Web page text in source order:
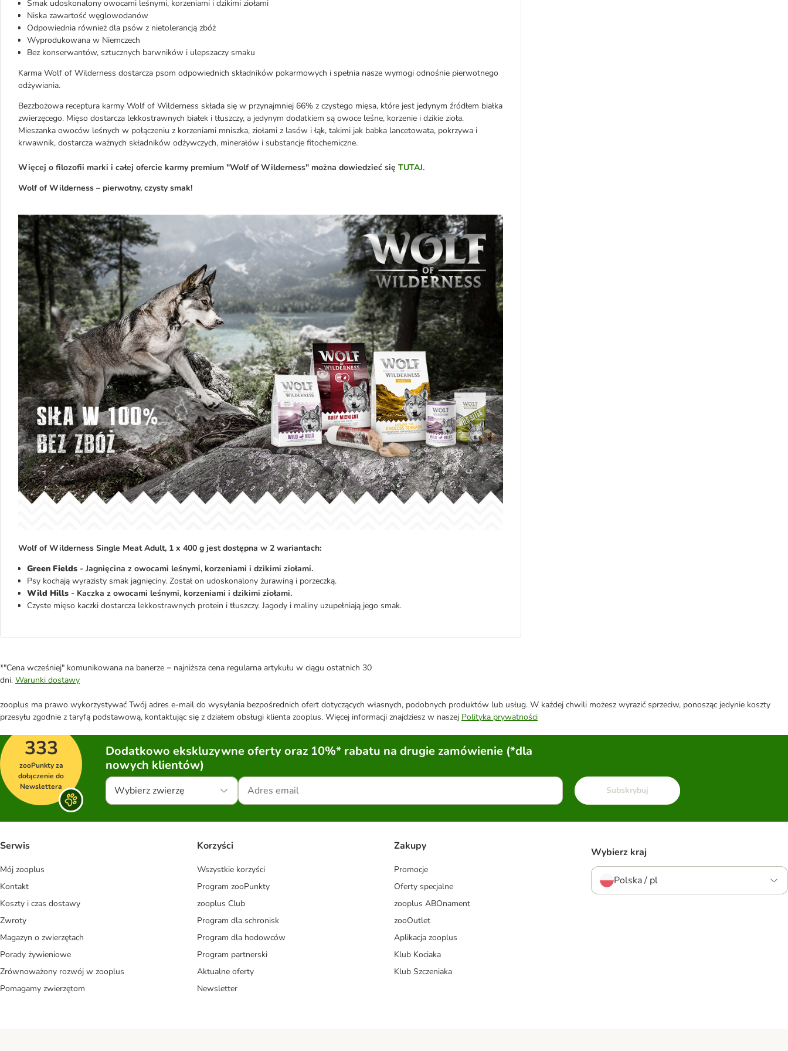
Smak udoskonalony owocami leśnymi, korzeniami i dzikimi ziołami
Niska zawartość węglowodanów
Odpowiednia również dla psów z nietolerancją zbóż
Wyprodukowana w Niemczech
Bez konserwantów, sztucznych barwników i ulepszaczy smaku
Karma Wolf of Wilderness dostarcza psom odpowiednich składników pokarmowych i spełnia nasze wymogi odnośnie pierwotnego
odżywiania.
Bezzbożowa receptura karmy Wolf of Wilderness składa się w przynajmniej 66% z czystego mięsa, które jest jedynym źródłem białka
zwierzęcego. Mięso dostarcza lekkostrawnych białek i tłuszczy, a jedynym dodatkiem są owoce leśne, korzenie i dzikie zioła.
Mieszanka owoców leśnych w połączeniu z korzeniami mniszka, ziołami z lasów i łąk, takimi jak babka lancetowata, pokrzywa i
krwawnik, dostarcza ważnych składników odżywczych, minerałów i substancje fitochemiczne.
Więcej o filozofii marki i całej ofercie karmy premium "Wolf of Wilderness" można dowiedzieć się TUTAJ.
Wolf of Wilderness – pierwotny, czysty smak!
Wolf of Wilderness Single Meat Adult, 1 x 400 g jest dostępna w 2 wariantach:
Green Fields - Jagnięcina z owocami leśnymi, korzeniami i dzikimi ziołami.
Psy kochają wyrazisty smak jagnięciny. Został on udoskonalony żurawiną i porzeczką.
Wild Hills - Kaczka z owocami leśnymi, korzeniami i dzikimi ziołami.
Czyste mięso kaczki dostarcza lekkostrawnych protein i tłuszczy. Jagody i maliny uzupełniają jego smak.
*"Cena wcześniej" komunikowana na banerze = najniższa cena regularna artykułu w ciągu ostatnich 30
dni. Warunki dostawy
zooplus ma prawo wykorzystywać Twój adres e-mail do wysyłania bezpośrednich ofert dotyczących własnych, podobnych produktów lub usług. W każdej chwili możesz wyrazić sprzeciw, ponosząc jedynie koszty
przesyłu zgodnie z taryfą podstawową, kontaktując się z działem obsługi klienta zooplus. Więcej informacji znajdziesz w naszej Polityka prywatności
333
zooPunkty za
dołączenie do
Newslettera
Dodatkowo ekskluzywne oferty oraz 10%* rabatu na drugie zamówienie (*dla
nowych klientów)
Wybierz zwierzę Subskrybuj
Serwis
Mój zooplus
Kontakt
Koszty i czas dostawy
Zwroty
Magazyn o zwierzętach
Porady żywieniowe
Zrównoważony rozwój w zooplus
Pomagamy zwierzętom
Korzyści
Wszystkie korzyści
Program zooPunkty
zooplus Club
Program dla schronisk
Program dla hodowców
Program partnerski
Aktualne oferty
Newsletter
Zakupy
Promocje
Oferty specjalne
zooplus ABOnament
zooOutlet
Aplikacja zooplus
Klub Kociaka
Klub Szczeniaka
Wybierz kraj
Polska / pl